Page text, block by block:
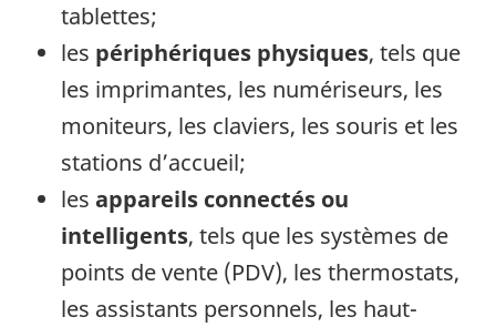
tablettes;
les périphériques physiques, tels que
les imprimantes, les numériseurs, les
moniteurs, les claviers, les souris et les
stations d’accueil;
les appareils connectés ou
intelligents, tels que les systèmes de
points de vente (PDV), les thermostats,
les assistants personnels, les haut-